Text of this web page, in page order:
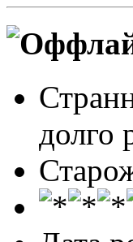
долго